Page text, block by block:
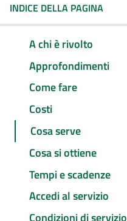
INDICE DELLA PAGINA
A chi è rivolto
Approfondimenti
Come fare
Costi
Cosa serve
Cosa si ottiene
Tempi e scadenze
Accedi al servizio